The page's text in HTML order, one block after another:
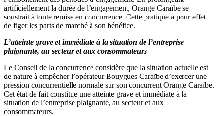
artificiellement la durée de l’engagement, Orange Caraïbe se
soustrait à toute remise en concurrence. Cette pratique a pour effet
de figer les parts de marché à son bénéfice.
L’atteinte grave et immédiate à la situation de l’entreprise
plaignante, au secteur et aux consommateurs
Le Conseil de la concurrence considère que la situation actuelle est
de nature à empêcher l’opérateur Bouygues Caraïbe d’exercer une
pression concurrentielle normale sur son concurrent Orange Caraïbe.
Cet état de fait constitue une atteinte grave et immédiate à la
situation de l’entreprise plaignante, au secteur et aux
consommateurs.